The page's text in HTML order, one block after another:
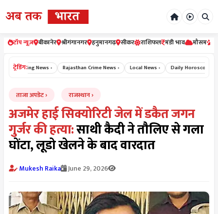
टॉप न्यूज़ बीकानेर श्रीगंगानगर हनुमानगढ़ सीकर राशिफल मंडी भाव मौसम
ट्रेडिंग:
Breaking News › Rajasthan Crime News › Local News › Daily Horoscope
ताजा अपडेट राजस्थान
अजमेर हाई सिक्योरिटी जेल में डकैत जगन
गुर्जर की हत्या:साथी कैदी ने तौलिए से गला
घोंटा, लूडो खेलने के बाद वारदात
Mukesh Raika June 29, 2026